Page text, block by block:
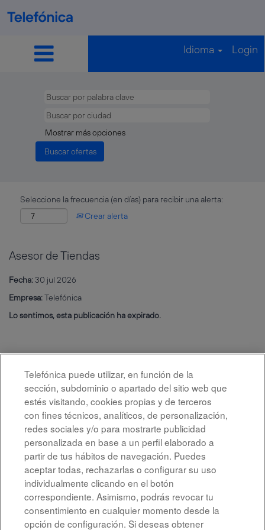
Idioma Login
Mostrar más opciones
Seleccione la frecuencia (en días) para recibir una alerta:
Crear alerta
Asesor de Tiendas
Fecha:30 jul 2026
Empresa:Telefónica
Lo sentimos, esta publicación ha expirado.
Aviso legal
Accesibilidad
Telefónica puede utilizar, en función de la
sección, subdominio o apartado del sitio web que
estés visitando, cookies propias y de terceros
con fines técnicos, analíticos, de personalización,
redes sociales y/o para mostrarte publicidad
personalizada en base a un perfil elaborado a
partir de tus hábitos de navegación. Puedes
aceptar todas, rechazarlas o configurar su uso
individualmente clicando en el botón
correspondiente. Asimismo, podrás revocar tu
consentimiento en cualquier momento desde la
opción de configuración. Si deseas obtener